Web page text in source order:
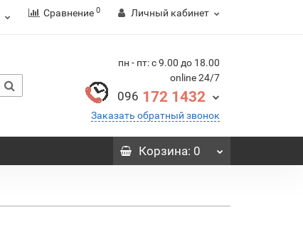
Сравнение 0 Личный кабинет
пн - пт: с 9.00 до 18.00
online 24/7
096 172 1432
Заказать обратный звонок
Корзина: 0